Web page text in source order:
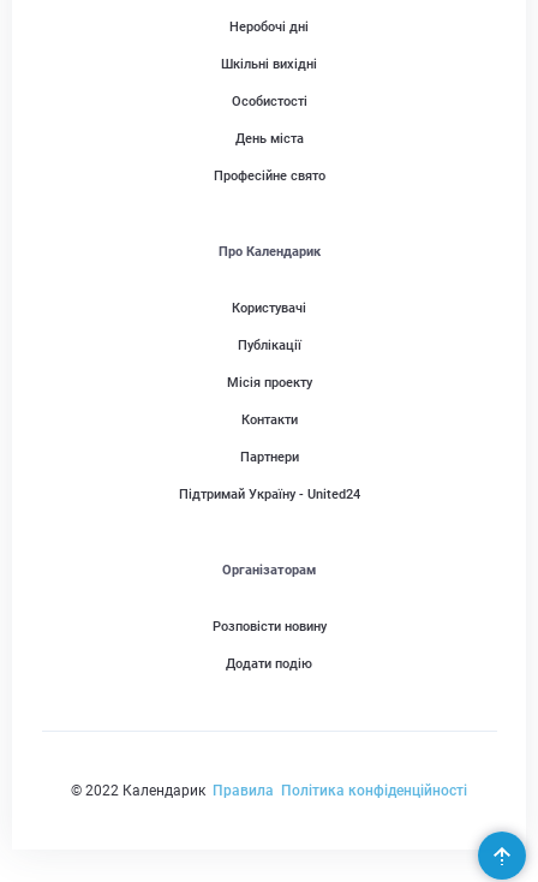
Неробочі дні
Шкільні вихідні
Особистості
День міста
Професійне свято
Про Календарик
Користувачі
Публікації
Місія проекту
Контакти
Партнери
Підтримай Україну - United24
Організаторам
Розповісти новину
Додати подію
© 2022 Календарик Правила Політика конфіденційності